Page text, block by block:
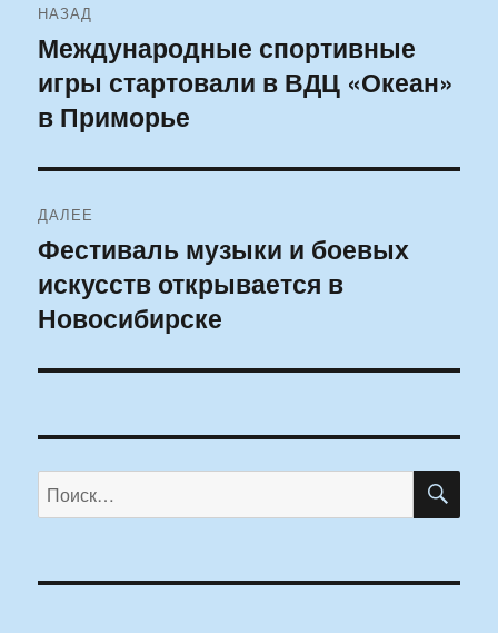
по
записям
НАЗАД
Предыдущая
запись:
Международные спортивные
игры стартовали в ВДЦ «Океан»
в Приморье
ДАЛЕЕ
Следующая
запись:
Фестиваль музыки и боевых
искусств открывается в
Новосибирске
Искать: